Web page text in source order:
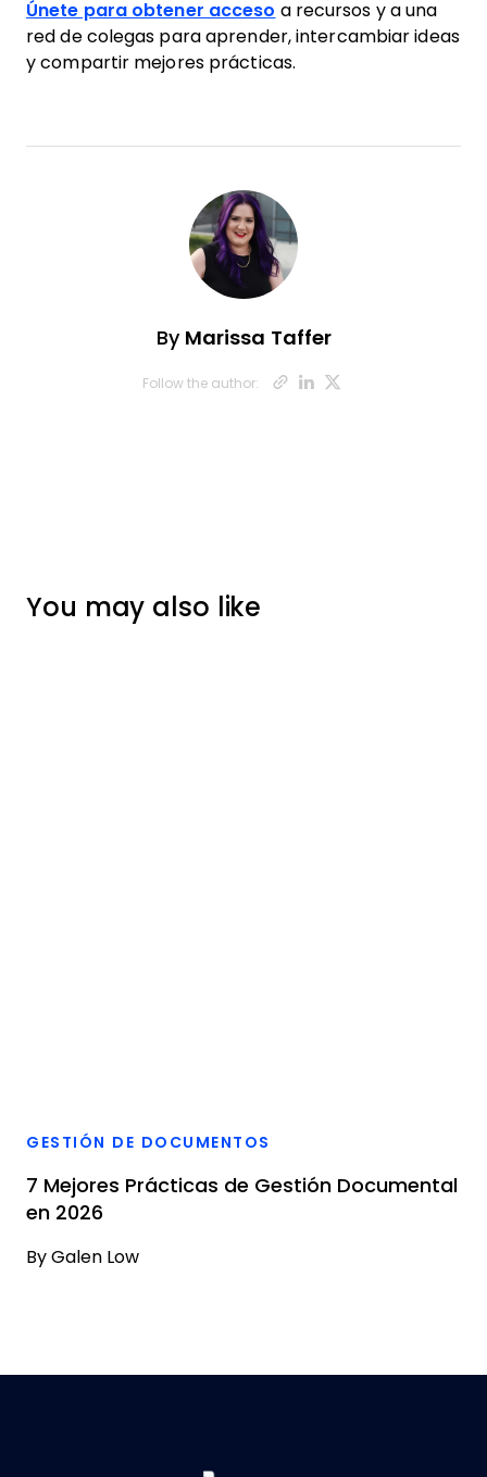
Únete para obtener acceso a recursos y a una
red de colegas para aprender, intercambiar ideas
y compartir mejores prácticas.
By Marissa Taffer
Follow the author: Opens new
Opens new
You may also like
GESTIÓN DE DOCUMENTOS
7 Mejores Prácticas de Gestión Documental
en 2026
By Galen Low